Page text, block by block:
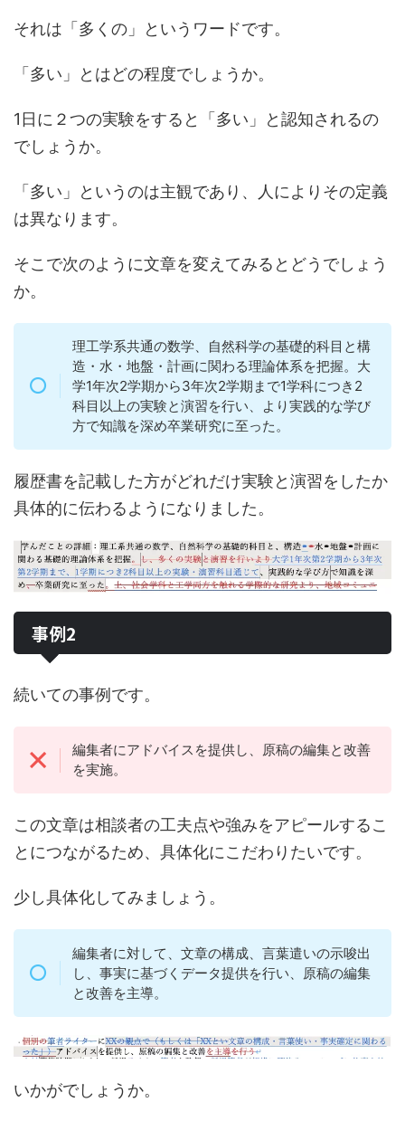
それは「多くの」というワードです。
「多い」とはどの程度でしょうか。
1日に２つの実験をすると「多い」と認知されるの
でしょうか。
「多い」というのは主観であり、人によりその定義
は異なります。
そこで次のように文章を変えてみるとどうでしょう
か。
理工学系共通の数学、自然科学の基礎的科目と構
造・水・地盤・計画に関わる理論体系を把握。大
学1年次2学期から3年次2学期まで1学科につき2
科目以上の実験と演習を行い、より実践的な学び
方で知識を深め卒業研究に至った。
履歴書を記載した方がどれだけ実験と演習をしたか
具体的に伝わるようになりました。
事例2
続いての事例です。
編集者にアドバイスを提供し、原稿の編集と改善
を実施。
この文章は相談者の工夫点や強みをアピールするこ
とにつながるため、具体化にこだわりたいです。
少し具体化してみましょう。
編集者に対して、文章の構成、言葉遣いの示唆出
し、事実に基づくデータ提供を行い、原稿の編集
と改善を主導。
いかがでしょうか。